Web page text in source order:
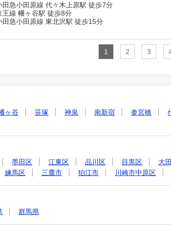
田急小田原線 代々木上原駅 徒歩7分
王線 幡ヶ谷駅 徒歩8分
田急小田原線 東北沢駅 徒歩15分
1 2 3
ヶ谷 笹塚 神泉 南新宿 参宮橋
墨田区 江東区 品川区 目黒区 大
練馬区 三鷹市 狛江市 川崎市中原区
群馬県